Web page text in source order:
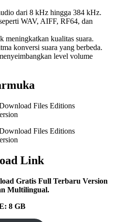
dari 8 kHz hingga 384 kHz.
WAV, AIFF, RF64, dan
meningkatkan kualitas suara.
konversi suara yang berbeda.
level volume
Link
Gratis Full Terbaru Version
Multilingual.
8 GB